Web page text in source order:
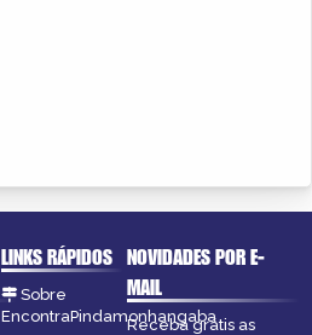
LINKS RÁPIDOS
Sobre
EncontraPindamonhangaba
NOVIDADES POR E-
MAIL
Receba grátis as